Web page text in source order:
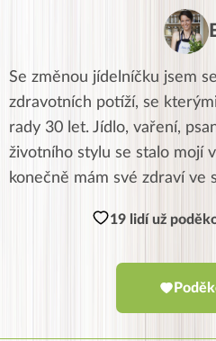
Se změnou jídelníčku jsem
zdravotních potíží, se
rady 30 let. Jídlo, vaření,
životního stylu se stalo mojí
konečně mám své zdraví ve
19 lidí už